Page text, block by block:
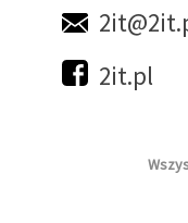
2it.pl